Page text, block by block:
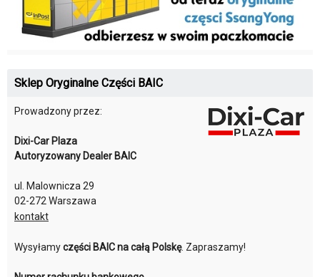
Sklep Oryginalne Części BAIC
Prowadzony przez:
Dixi-Car Plaza
Autoryzowany Dealer BAIC
ul. Malownicza 29
02-272 Warszawa
kontakt
Wysyłamyczęści BAIC na całą Polskę. Zapraszamy!